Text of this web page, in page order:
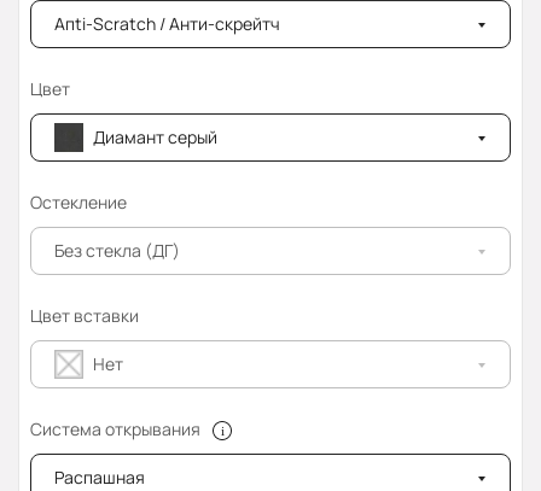
Апti-Sсrаtсh / Анти-скрейтч
Цвет
Диамант серый
Остекление
Без стекла (ДГ)
Цвет вставки
Нет
Система открывания
Распашная